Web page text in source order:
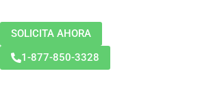
SOLICITA AHORA
1-877-850-3328